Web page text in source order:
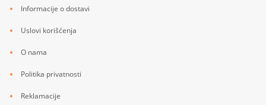
Informacije o dostavi
Uslovi korišćenja
O nama
Politika privatnosti
Reklamacije